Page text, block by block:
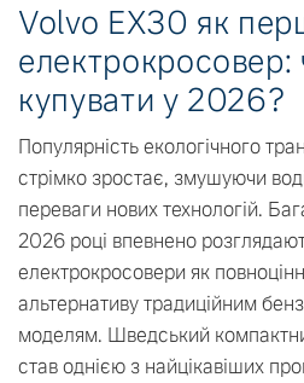
Volvo EX30 як
електрокросовер:
купувати у 2026?
Популярність екологічного
стрімко зростає, змушуючи
переваги нових технологій.
2026 році впевнено
електрокросовери як
альтернативу традиційним
моделям. Шведський
став однією з найцікавіших